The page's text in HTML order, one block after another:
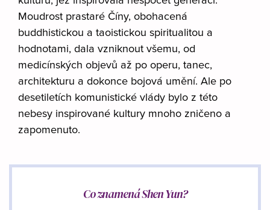
Moudrost prastaré Číny, obohacená
buddhistickou a taoistickou spiritualitou a
hodnotami, dala vzniknout všemu, od
medicínských objevů až po operu, tanec,
architekturu a dokonce bojová umění. Ale po
desetiletích komunistické vlády bylo z této
nebesy inspirované kultury mnoho zničeno a
zapomenuto.
Co znamená Shen Yun?